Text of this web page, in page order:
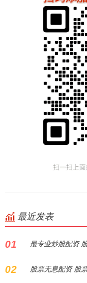
最近发表
01 最专业炒股配资
02 股票无息配资 股